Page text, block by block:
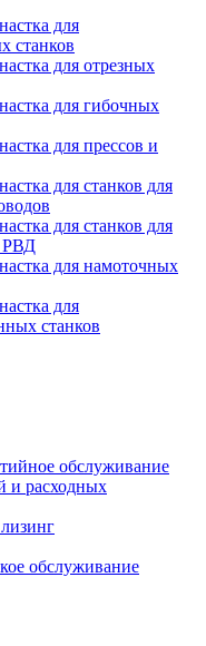
для
станков
для отрезных
для гибочных
для прессов и
для станков для
для станков для
РВД
для намоточных
для
станков
обслуживание
и расходных
обслуживание